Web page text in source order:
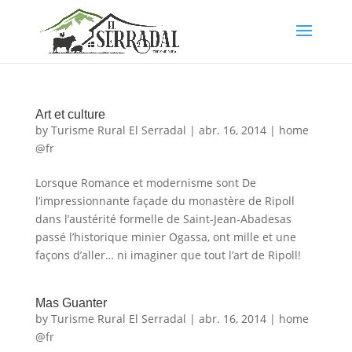
Art et culture
by Turisme Rural El Serradal | abr. 16, 2014| home
@fr
Lorsque Romance et modernisme sont De
l’impressionnante façade du monastère de Ripoll
dans l’austérité formelle de Saint-Jean-Abadesas
passé l’historique minier Ogassa, ont mille et une
façons d’aller… ni imaginer que tout l’art de Ripoll!
Mas Guanter
by Turisme Rural El Serradal | abr. 16, 2014| home
@fr